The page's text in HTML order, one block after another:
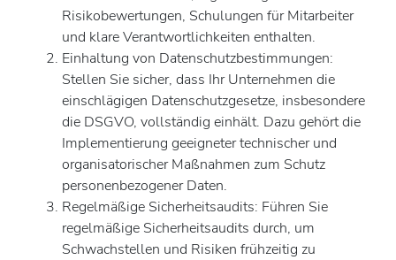
Risikobewertungen, Schulungen für Mitarbeiter
und klare Verantwortlichkeiten enthalten.
Einhaltung von Datenschutzbestimmungen:
Stellen Sie sicher, dass Ihr Unternehmen die
einschlägigen Datenschutzgesetze, insbesondere
die DSGVO, vollständig einhält. Dazu gehört die
Implementierung geeigneter technischer und
organisatorischer Maßnahmen zum Schutz
personenbezogener Daten.
Regelmäßige Sicherheitsaudits: Führen Sie
regelmäßige Sicherheitsaudits durch, um
Schwachstellen und Risiken frühzeitig zu